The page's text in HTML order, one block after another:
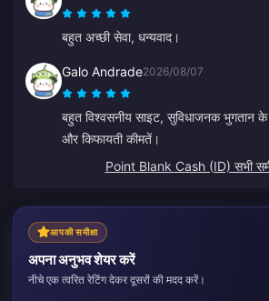
बहुत अच्छी सेवा, धन्यवाद।
Galo Andrade2026/08/07
बहुत विश्वसनीय साइट, सुविधाजनक भुगतान
और किफायती कीमतें।
Point Blank Cash (ID) सभी
आपकी समीक्षा
अपना अनुभव शेयर करें
नीचे एक त्वरित रेटिंग देकर दूसरों की मदद करें।